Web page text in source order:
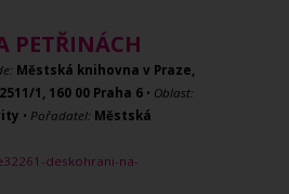
PETŘINÁCH
Městská knihovna v Praze,
1, 160 00 Praha 6 • Oblast:
• Pořadatel: Městská
deskohrani-na-